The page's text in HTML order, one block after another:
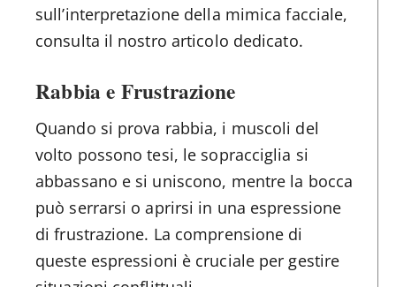
sull’interpretazione della mimica facciale,
consulta il nostro articolo dedicato.
Rabbia e Frustrazione
Quando si prova rabbia, i muscoli del
volto possono tesi, le sopracciglia si
abbassano e si uniscono, mentre la bocca
può serrarsi o aprirsi in una espressione
di frustrazione. La comprensione di
queste espressioni è cruciale per gestire